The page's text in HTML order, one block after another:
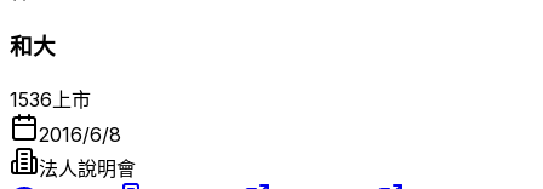
和大
1536 上市
2016/6/8
法人說明會